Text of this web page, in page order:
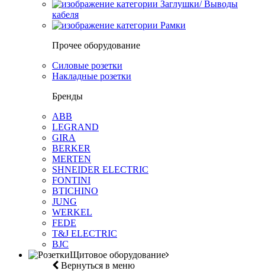
Заглушки/ Выводы
кабеля
Рамки
Прочее оборудование
Силовые розетки
Накладные розетки
Бренды
ABB
LEGRAND
GIRA
BERKER
MERTEN
SHNEIDER ELECTRIC
FONTINI
BTICHINO
JUNG
WERKEL
FEDE
T&J ELECTRIC
BJC
Щитовое оборудование
Вернуться в меню